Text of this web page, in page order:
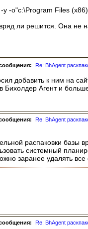
-o"c:\Program Files
ли решится. Она не
Re: BhAgent
добавить к ним на
Бихолдер Агент и
Re: BhAgent
распаковки базы
системный
заранее удалять
Re: BhAgent